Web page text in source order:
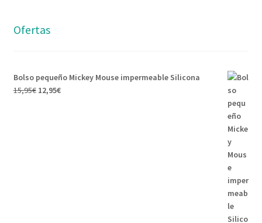
Ofertas
Bolso pequeño Mickey Mouse impermeable Silicona
15,95€ 12,95€